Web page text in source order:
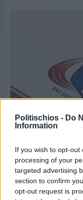
Politischios - Do
Information
If you wish to opt-
processing of your
targeted advertising
section to confirm
opt-out request is
Πριν 7 ημέρες
Τρίτος στη